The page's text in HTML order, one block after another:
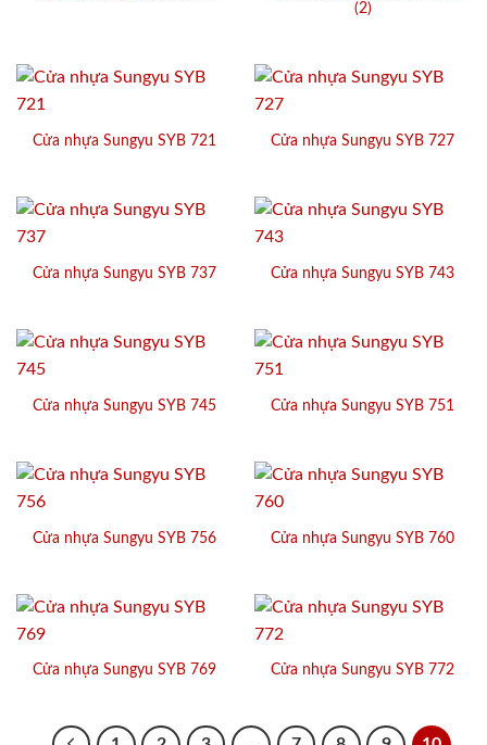
(2)
Cửa nhựa Sungyu SYB 721 Cửa nhựa Sungyu SYB 727
Cửa nhựa Sungyu SYB 737 Cửa nhựa Sungyu SYB 743
Cửa nhựa Sungyu SYB 745 Cửa nhựa Sungyu SYB 751
Cửa nhựa Sungyu SYB 756 Cửa nhựa Sungyu SYB 760
Cửa nhựa Sungyu SYB 769 Cửa nhựa Sungyu SYB 772